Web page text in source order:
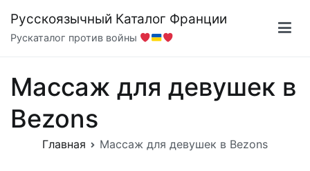
содержимому
Русскоязычный Каталог Франции
Рускаталог против войны
Массаж для девушек в
Bezons
Главная Массаж для девушек в Bezons